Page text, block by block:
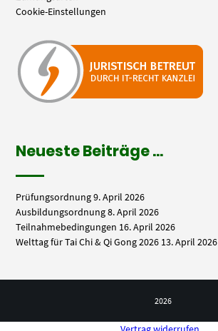
Cookie-Einstellungen
Neueste Beiträge …
Prüfungsordnung9. April 2026
Ausbildungsordnung8. April 2026
Teilnahmebedingungen 16. April 2026
Welttag für Tai Chi & Qi Gong 2026 13. April 2026
2026